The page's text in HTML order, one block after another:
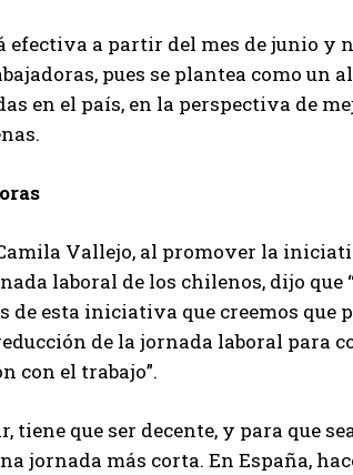
efectiva a partir del mes de junio y
pues se plantea como un
en el país, en la perspectiva de
Vallejo, al promover la
laboral de los chilenos, dijo que
de esta iniciativa que creemos que
de la jornada laboral para
con el trabajo”.
tiene que ser decente, y para que
jornada más corta. En España,